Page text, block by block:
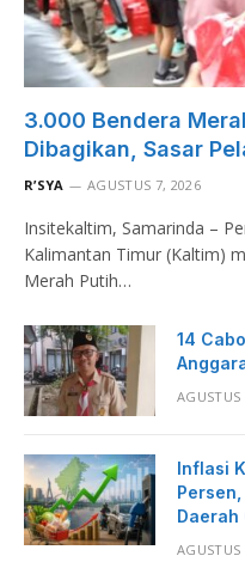
3.000 Bendera
Dibagikan, Sasar
R’SYA AGUSTUS 7, 2026
Insitekaltim, Samarinda –
Kalimantan Timur (Kaltim)
Merah Putih…
14
Inflasi
Daerah